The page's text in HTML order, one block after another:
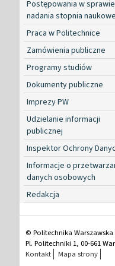
Postępowania w sprawie
nadania stopnia
Praca w Politechnice
Zamówienia publiczne
Programy studiów
Dokumenty publiczne
Imprezy PW
Udzielanie informacji
publicznej
Inspektor Ochrony
Informacje o
danych osobowych
Redakcja
© Politechnika Warszawska
Pl. Politechniki 1, 00-661
Kontakt
Mapa strony